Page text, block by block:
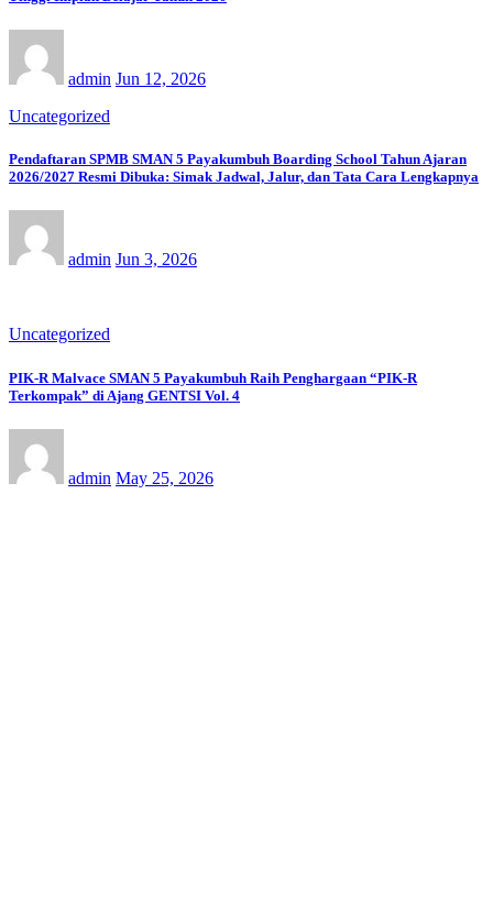
admin Jun 12, 2026
Uncategorized
Pendaftaran SPMB SMAN 5 Payakumbuh Boarding School Tahun Ajaran
2026/2027 Resmi Dibuka: Simak Jadwal, Jalur, dan Tata Cara Lengkapnya
admin Jun 3, 2026
Uncategorized
PIK-R Malvace SMAN 5 Payakumbuh Raih Penghargaan “PIK-R
Terkompak” di Ajang GENTSI Vol. 4
admin May 25, 2026